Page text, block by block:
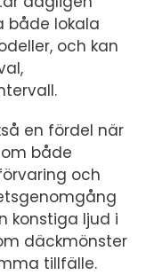
både lokala
och kan
en fördel när
både
och
konstiga ljud i
däckmönster
tillfälle.